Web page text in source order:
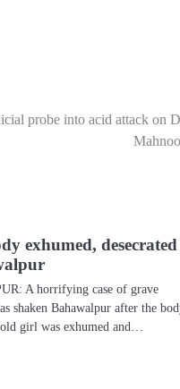
probe into acid attack on
exhumed, desecrated
A horrifying case of grave
shaken Bahawalpur after the
girl was exhumed and…